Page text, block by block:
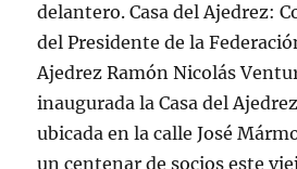
delantero. Casa del Ajedrez:
del Presidente de la
Ajedrez Ramón Nicolás
inaugurada la Casa del
ubicada en la calle José
un centenar de socios este